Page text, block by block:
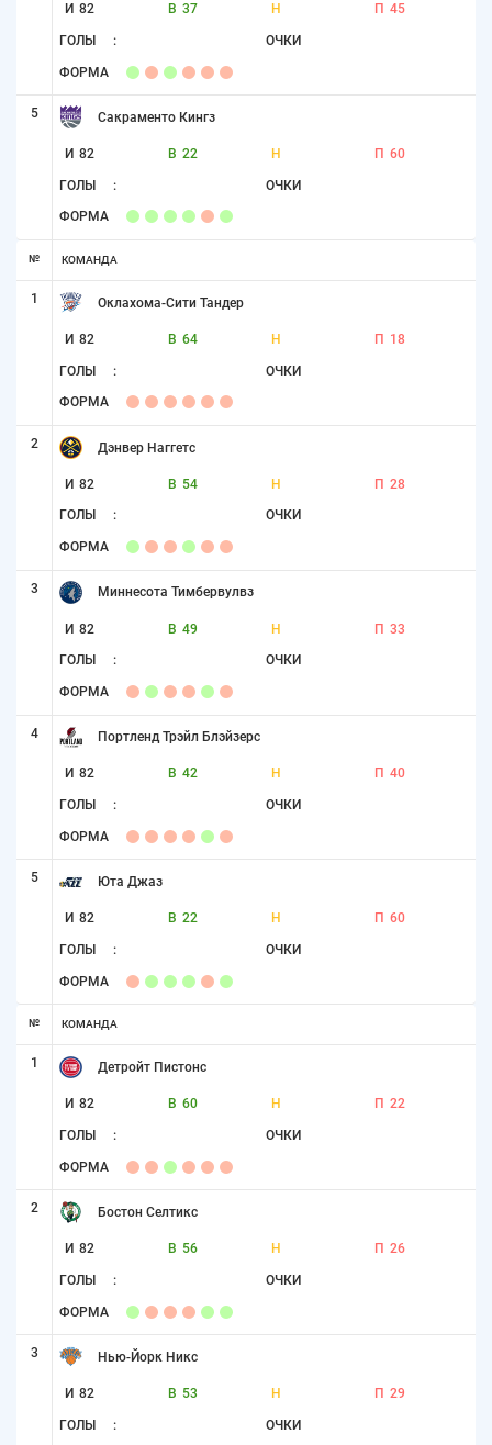
И 82 В 37 Н П 45
ГОЛЫ : ОЧКИ
ФОРМА
5 Сакраменто Кингз
И 82 В 22 Н П 60
ГОЛЫ : ОЧКИ
ФОРМА
№ КОМАНДА
1 Оклахома-Сити Тандер
И 82 В 64 Н П 18
ГОЛЫ : ОЧКИ
ФОРМА
2 Дэнвер Наггетс
И 82 В 54 Н П 28
ГОЛЫ : ОЧКИ
ФОРМА
3 Миннесота Тимбервулвз
И 82 В 49 Н П 33
ГОЛЫ : ОЧКИ
ФОРМА
4 Портленд Трэйл Блэйзерс
И 82 В 42 Н П 40
ГОЛЫ : ОЧКИ
ФОРМА
5 Юта Джаз
И 82 В 22 Н П 60
ГОЛЫ : ОЧКИ
ФОРМА
№ КОМАНДА
1 Детройт Пистонс
И 82 В 60 Н П 22
ГОЛЫ : ОЧКИ
ФОРМА
2 Бостон Селтикс
И 82 В 56 Н П 26
ГОЛЫ : ОЧКИ
ФОРМА
3 Нью-Йорк Никс
И 82 В 53 Н П 29
ГОЛЫ : ОЧКИ